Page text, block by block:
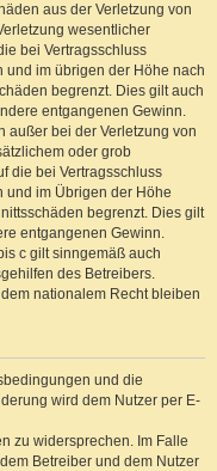
aus der Verletzung von
wesentlicher
bei Vertragsschluss
im übrigen der Höhe nach
begrenzt. Dies gilt auch
entgangenen Gewinn.
außer bei der Verletzung von
oder grob
die bei Vertragsschluss
und im Übrigen der Höhe
begrenzt. Dies gilt
entgangenen Gewinn.
c gilt sinngemäß auch
des Betreibers.
nationalem Recht bleiben
und die
wird dem Nutzer per E-
zu widersprechen. Im Falle
Betreiber und dem Nutzer